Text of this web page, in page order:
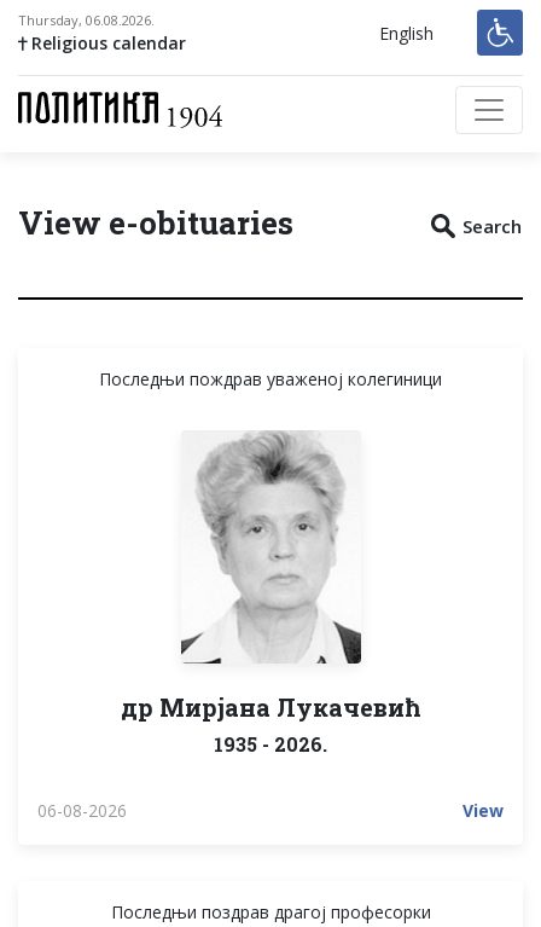
Thursday, 06.08.2026.
Religious calendar English
View e-obituaries Search
Последњи пождрав уваженој колегиници
др Мирјана Лукачевић
1935 - 2026.
06-08-2026 View
Последњи поздрав драгој професорки